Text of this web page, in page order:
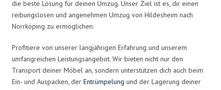
die beste Lösung für deinen Umzug. Unser Ziel ist es, dir einen
reibungslosen und angenehmen Umzug von Hildesheim nach
Norrköping zu ermöglichen.
Profitiere von unserer langjährigen Erfahrung und unserem
umfangreichen Leistungsangebot. Wir bieten nicht nur den
Transport deiner Möbel an, sondern unterstützen dich auch beim
Ein- und Auspacken, der Entrümpelung und der Lagerung deiner